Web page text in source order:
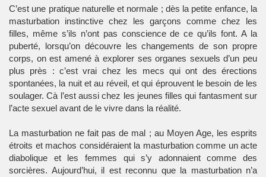
C’est une pratique naturelle et normale ; dès la petite enfance, la
masturbation instinctive chez les garçons comme chez les
filles, même s’ils n’ont pas conscience de ce qu’ils font. A la
puberté, lorsqu’on découvre les changements de son propre
corps, on est amené à explorer ses organes sexuels d’un peu
plus près : c’est vrai chez les mecs qui ont des érections
spontanées, la nuit et au réveil, et qui éprouvent le besoin de les
soulager. Cà l’est aussi chez les jeunes filles qui fantasment sur
l’acte sexuel avant de le vivre dans la réalité.
La masturbation ne fait pas de mal ; au Moyen Age, les esprits
étroits et machos considéraient la masturbation comme un acte
diabolique et les femmes qui s’y adonnaient comme des
sorcières. Aujourd’hui, il est reconnu que la masturbation n’a